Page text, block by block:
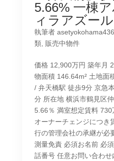
5.66% 一棟
ィラアズー
執筆者 asetyokohama436
類, 販売中物件
価格 12,900万円 築年月
物面積 146.64m² 土地面
/ 弁天橋駅 徒歩9分 京急
分 所在地 横浜市鶴見区
5.66％ 満室想定賃料 730
オーナーチェンジにつき
行の管理会社の承継が必
測量免責 必須お名前 必
話番号 任意お問い合わせ